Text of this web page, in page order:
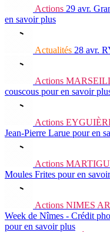
Actions 29 avr.
en savoir plus
Actualités 28 avr.
Actions
couscous pour en savoir
Actions
Jean-Pierre Larue pour en
Actions
Moules Frites pour en
Actions NIMES
Week de Nîmes - Crédit
pour en savoir plus